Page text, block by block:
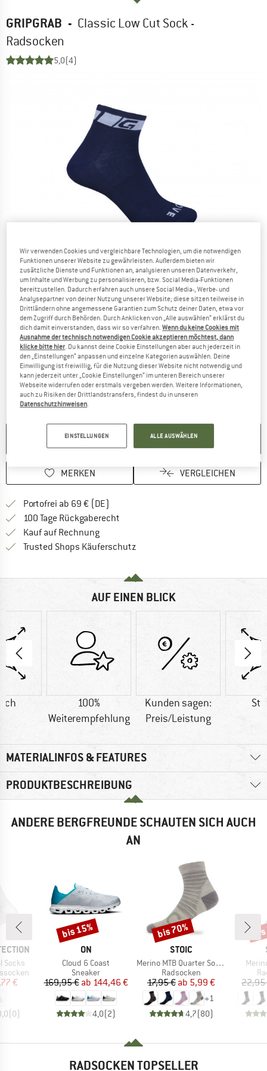
GRIPGRAB - Classic Low Cut Sock -
Radsocken
5,0(4)
Detailansichten
NICHT MEHR LIEFERBAR
MERKEN VERGLEICHEN
Portofrei ab 69 € (DE)
100 Tage Rückgaberecht
Kauf auf RechnungFinde die Zahlungs-Infos hier! Öffnet
Trusted Shops Käuferschutz
AUF EINEN BLICK
100%
Weiterempfehlung
Kunden sagen:
Preis/Leistung
MATERIALINFOS & FEATURES
PRODUKTBESCHREIBUNG
ANDERE BERGFREUNDE SCHAUTEN SICH AUCH
AN
Socks
Preis
€
(0)
MARKE
ON
Artikel
Cloud 6 Coast
Produktgruppe
Sneaker
Preis
169,95 € reduzierter Preis
ab 144,46 €
4,0(2)
Rabatt
bis 15%
MARKE
STOIC
Artikel
Merino MTB Quarter Socks
Produktgruppe
Radsocken
Preis
17,95 € reduzierter Preis
ab 5,99 €
+1
4,7(80)
Rabatt
bis 70%
Artikel
22,95
RADSOCKEN TOPSELLER
Wir verwenden Cookies und vergleichbare Technologien, um die notwendigen
Funktionen unserer Website zu gewährleisten. Außerdem bieten wir
zusätzliche Dienste und Funktionen an, analysieren unseren Datenverkehr,
um Inhalte und Werbung zu personalisieren, bzw. Social Media-Funktionen
bereitzustellen. Dadurch erfahren auch unsere Social Media-, Werbe- und
Analysepartner von deiner Nutzung unserer Website; diese sitzen teilweise in
Drittländern ohne angemessene Garantien zum Schutz deiner Daten, etwa vor
dem Zugriff durch Behörden. Durch Anklicken von „Alle auswählen“ erklärst du
dich damit einverstanden, dass wir so verfahren.Wenn du keine Cookies mit
Ausnahme der technisch notwendigen Cookie akzeptieren möchtest, dann
klicke bitte hier. Du kannst deine Cookie Einstellungen aber auch jederzeit in
den „Einstellungen“ anpassen und einzelne Kategorien auswählen. Deine
Einwilligung ist freiwillig, für die Nutzung dieser Website nicht notwendig und
kann jederzeit unter „Cookie Einstellungen“ im unteren Bereich unserer
Webseite widerrufen oder erstmals vergeben werden. Weitere Informationen,
auch zu Risiken der Drittlandstransfers, findest du in unseren
Datenschutzhinweisen.
EINSTELLUNGEN ALLE AUSWÄHLEN